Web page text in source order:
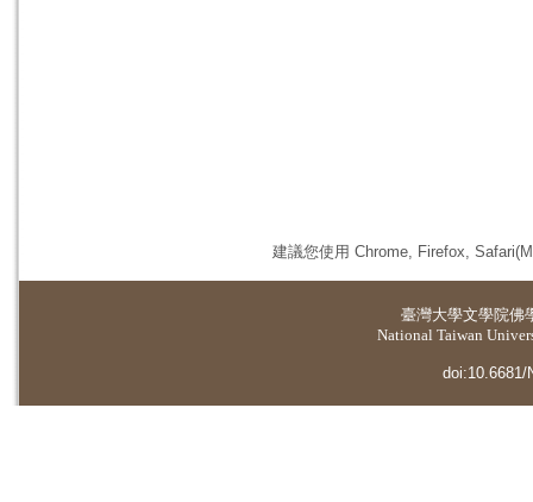
建議您使用 Chrome, Firefox,
臺灣大學文學院佛
National Taiwan
doi:10.6681/